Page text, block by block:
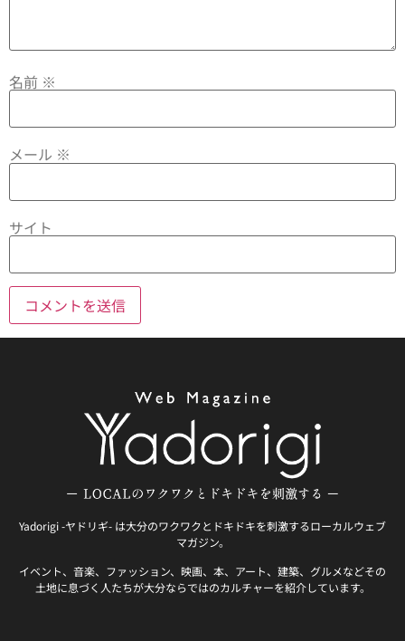
名前 ※
メール ※
サイト
Yadorigi -ヤドリギ- は大分のワクワクとドキドキを刺激するローカルウェブ
マガジン。
イベント、音楽、ファッション、映画、本、アート、建築、グルメなどその
土地に息づく人たちが大分ならではのカルチャーを紹介しています。